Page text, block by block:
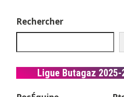
Rechercher
Ligue Butagaz 2025-